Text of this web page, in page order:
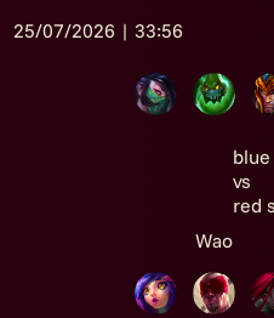
25/07/2026 | 33:56
vs
red
Wao